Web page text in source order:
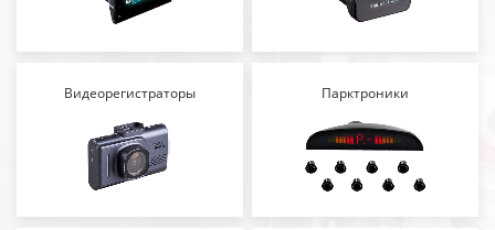
Видеорегистраторы Парктроники